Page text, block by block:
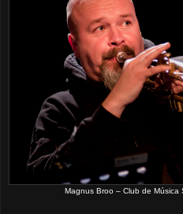
Magnus Broo – Club de